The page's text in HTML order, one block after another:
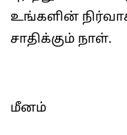
உங்களின்
சாதிக்கும் நாள்.
மீனம்